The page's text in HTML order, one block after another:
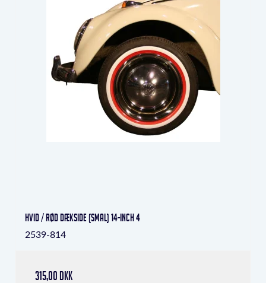
Hvid / rød dækside (smal) 14-inch 4
2539-814
315,00 DKK